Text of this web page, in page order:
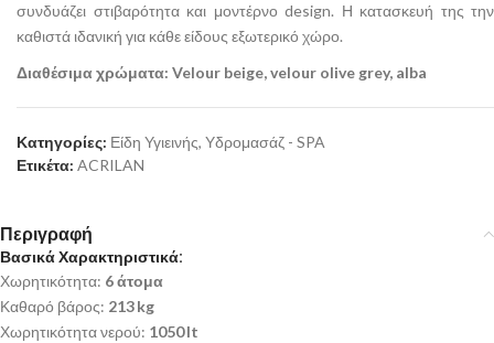
συνδυάζει στιβαρότητα και μοντέρνο design. Η κατασκευή της την
καθιστά ιδανική για κάθε είδους εξωτερικό χώρο.
Διαθέσιμα χρώματα: Velour beige, velour olive grey, alba
Κατηγορίες: Είδη Υγιεινής, Υδρομασάζ - SPA
Ετικέτα: ACRILAN
Περιγραφή
Βασικά Χαρακτηριστικά:
Χωρητικότητα: 6 άτομα
Καθαρό βάρος: 213 kg
Χωρητικότητα νερού: 1050 lt